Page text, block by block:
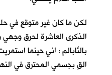
لكن ما كان غير متوقعٍ في
الذكرى العاشرة لحرق
بالنّابالم ؛ اني حينما
القِ بجسمي المحترق في